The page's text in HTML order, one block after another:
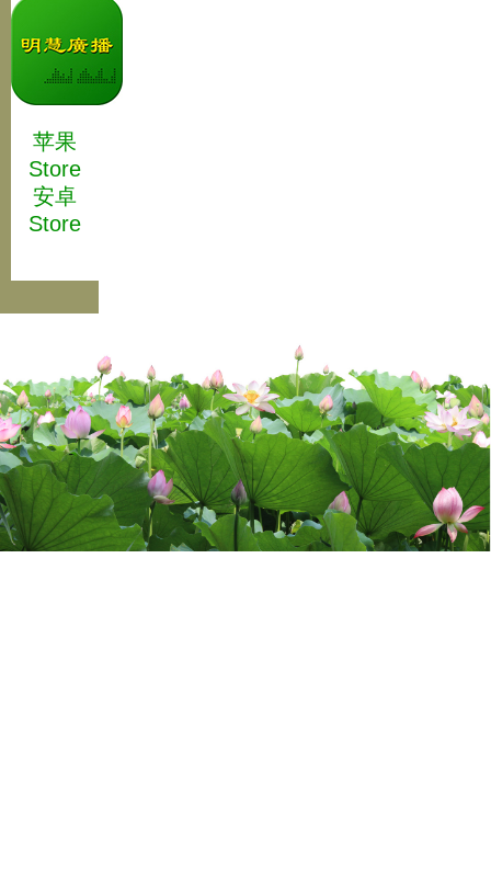
苹果
Store
安卓
Store